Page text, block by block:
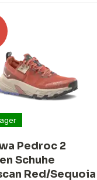
Pedroc 2
Schuhe
Red/Sequoia